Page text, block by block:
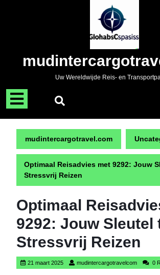
Uw Wereldwijde Reis- en
Menu
openen
mudintercargotravel.com
Optimaal Reisadvies met 9292: Jouw
Stressvrij Reizen
Optimaal
9292: Jouw Sleutel
Stressvrij Reizen
21 maart 202521
maart
mudintercargotravelcom 0